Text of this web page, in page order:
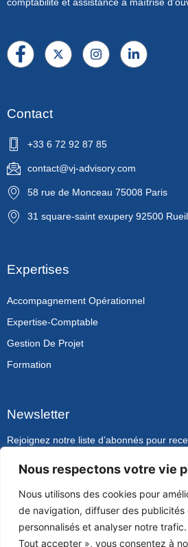
Nous respectons votre vie
Nous utilisons des cookies pour
de navigation, diffuser des publicités
personnalisés et analyser notre
Tout accepter », vous consentez à
Contact
+33 6 72 92 87 85
contact@vj-advisory.com
58 rue de Monceau 75008 Paris
31 square-saint exupery 92500
Expertises
Accompagnement Opérationnel
Expertise-Comptable
Gestion De Projet
Formation
Newsletter
Rejoignez notre liste d’abonnés pour
© Copyright VJ